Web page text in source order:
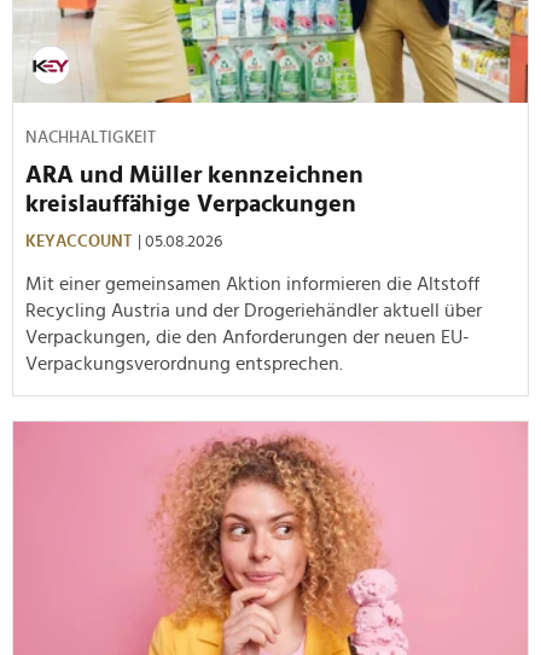
NACHHALTIGKEIT
ARA und Müller kennzeichnen
kreislauffähige Verpackungen
KEYACCOUNT | 05.08.2026
Mit einer gemeinsamen Aktion informieren die Altstoff
Recycling Austria und der Drogeriehändler aktuell über
Verpackungen, die den Anforderungen der neuen EU-
Verpackungsverordnung entsprechen.